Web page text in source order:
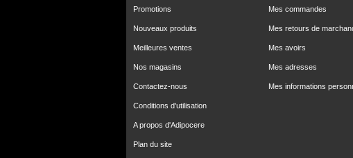
Promotions
Nouveaux produits
Meilleures ventes
Nos magasins
Contactez-nous
Conditions d'utilisation
A propos d'Adipocere
Plan du site
Mes commandes
Mes retours de
Mes avoirs
Mes adresses
Mes informations